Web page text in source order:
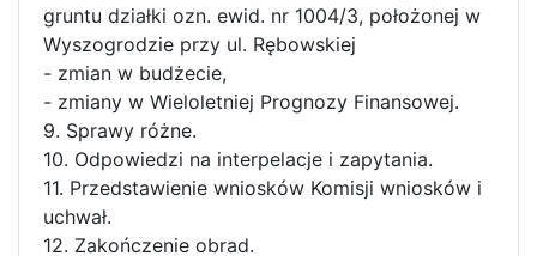
gruntu działki ozn. ewid. nr 1004/3, położonej w
Wyszogrodzie przy ul. Rębowskiej
- zmian w budżecie,
- zmiany w Wieloletniej Prognozy Finansowej.
9. Sprawy różne.
10. Odpowiedzi na interpelacje i zapytania.
11. Przedstawienie wniosków Komisji wniosków i
uchwał.
12. Zakończenie obrad.